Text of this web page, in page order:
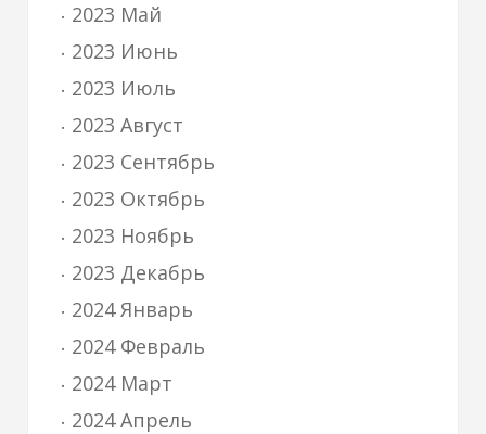
2023 Май
2023 Июнь
2023 Июль
2023 Август
2023 Сентябрь
2023 Октябрь
2023 Ноябрь
2023 Декабрь
2024 Январь
2024 Февраль
2024 Март
2024 Апрель